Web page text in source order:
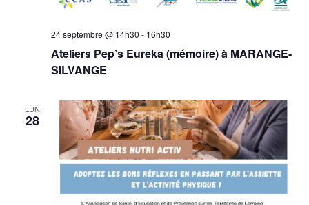
Ateliers Pep’s Eureka (mémoire) à MARANGE-
SILVANGE
24 septembre @ 14h30 - 16h30
LUN
28